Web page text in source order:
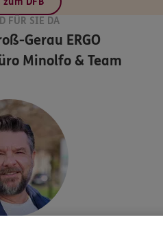
FÜR SIE DA
Gerau ERGO
Minolfo & Team